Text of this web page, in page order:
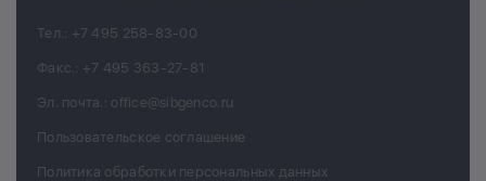
Тел.: +7 495 258-83-00
Факс.: +7 495 363-27-81
Эл. почта.: office@sibgenco.ru
Пользовательское соглашение
Политика обработки персональных данных